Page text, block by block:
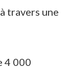
travers une
4 000